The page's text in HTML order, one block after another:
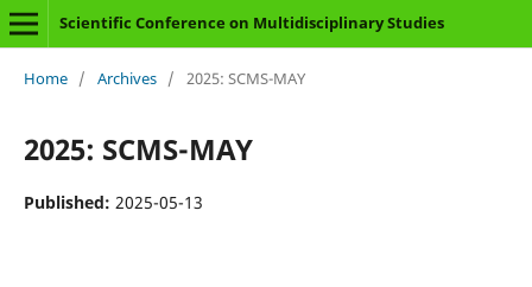
Scientific Conference on Multidisciplinary Studies
Home / Archives / 2025: SCMS-MAY
2025: SCMS-MAY
Published: 2025-05-13